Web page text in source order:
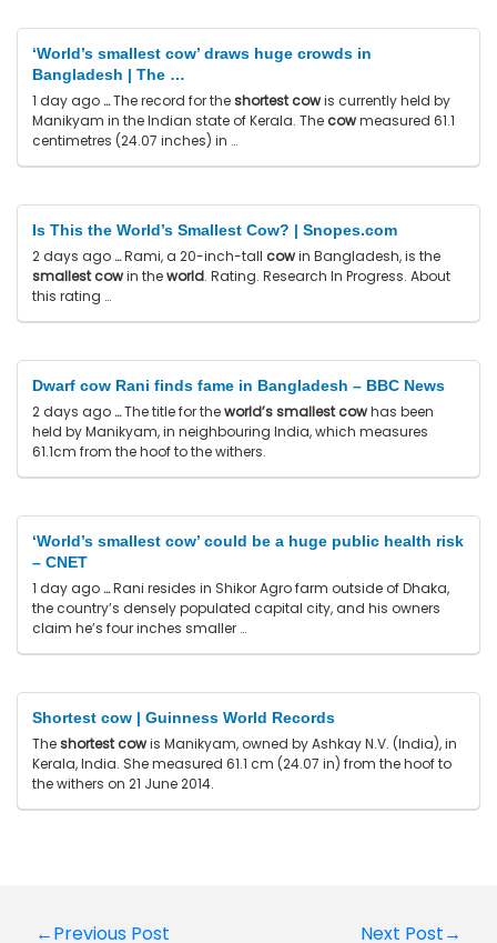
‘World’s smallest cow’ draws huge crowds in
Bangladesh | The …
1 day ago …The record for theshortest cowis currently held by
Manikyam in the Indian state of Kerala. The cowmeasured 61.1
centimetres (24.07 inches) in …
Is This the World’s Smallest Cow? | Snopes.com
2 days ago …Rami, a 20-inch-tall cowin Bangladesh, is the
smallest cowin theworld. Rating. Research In Progress. About
this rating …
Dwarf cow Rani finds fame in Bangladesh – BBC News
2 days ago …The title for theworld’s smallest cowhas been
held by Manikyam, in neighbouring India, which measures
61.1cm from the hoof to the withers.
‘World’s smallest cow’ could be a huge public health risk
– CNET
1 day ago …Rani resides in Shikor Agro farm outside of Dhaka,
the country’s densely populated capital city, and his owners
claim he’s four inches smaller …
Shortest cow | Guinness World Records
Theshortest cowis Manikyam, owned by Ashkay N.V. (India), in
Kerala, India. She measured 61.1 cm (24.07 in) from the hoof to
the withers on 21 June 2014.
←Previous Post Next Post→